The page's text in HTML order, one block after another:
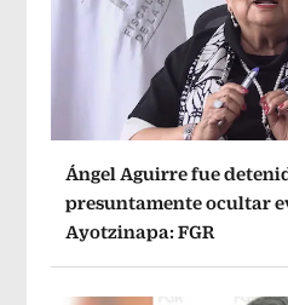
Ángel Aguirre fue
presuntamente ocultar
Ayotzinapa: FGR